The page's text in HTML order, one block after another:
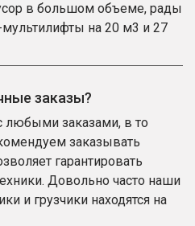
в большом объеме, рады
на 20 м3 и 27
заказы?
любыми заказами, в то
заказывать
гарантировать
Довольно часто наши
и грузчики находятся на